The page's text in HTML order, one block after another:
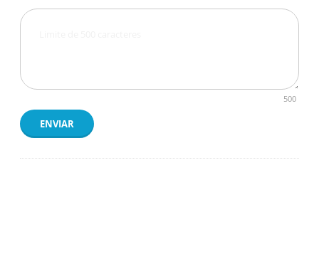
500
ENVIAR